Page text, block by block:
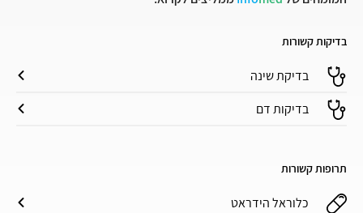
בדיקות קשורות
בדיקת שינה
בדיקות דם
תרופות קשורות
כלוראל הידראט